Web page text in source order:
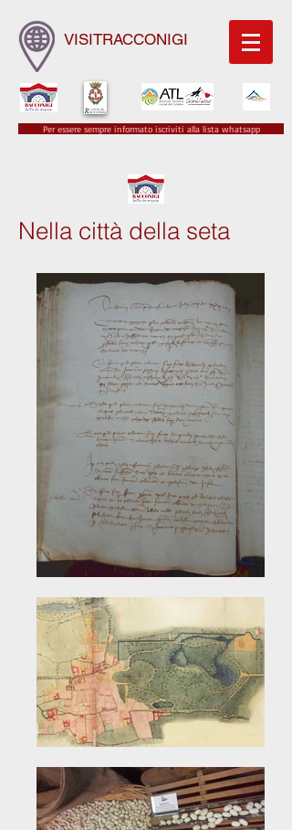
VISITRACCONIGI
Per essere sempre informato iscriviti alla lista whatsapp
Nella città della seta